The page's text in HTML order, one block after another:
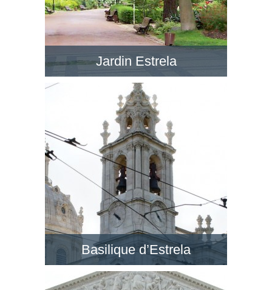
Jardin Estrela
Le Jardim da Estrela en face de la BasÃ­lica da
Estrela est un jardin romantique avec de petits
lacs, dans un style anglais. Visitez ce jardin !
Basilique d’Estrela
Au quartier de Lapa, la Basilique d’Estrela est
un des grands monuments à Lisbonne. Visitez-